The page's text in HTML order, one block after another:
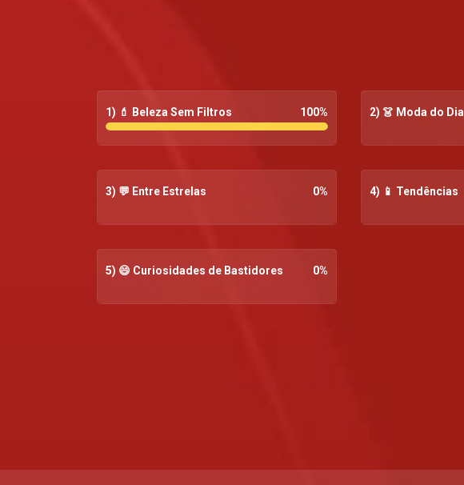
1) 💄 Beleza Sem Filtros 100% 2) 👗 Moda do Dia
3) 💬 Entre Estrelas 0% 4) 📱 Tendências
5) 😄 Curiosidades de Bastidores 0%